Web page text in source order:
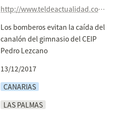
http://www.teldeactualidad.com/hemeroteca/noticia/sucesos/2017/12/13/4086.html#.WjdkdBfMFzY.twitter
Los bomberos evitan la caída del
canalón del gimnasio del CEIP
Pedro Lezcano
13/12/2017
CANARIAS
LAS PALMAS